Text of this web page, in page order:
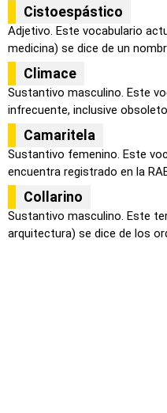
Cistoespástico
Adjetivo. Este vocabulario
medicina) se dice de un
Climace
Sustantivo masculino. Este
infrecuente, inclusive
Camaritela
Sustantivo femenino. Este
encuentra registrado en la
Collarino
Sustantivo masculino. Este
arquitectura) se dice de los